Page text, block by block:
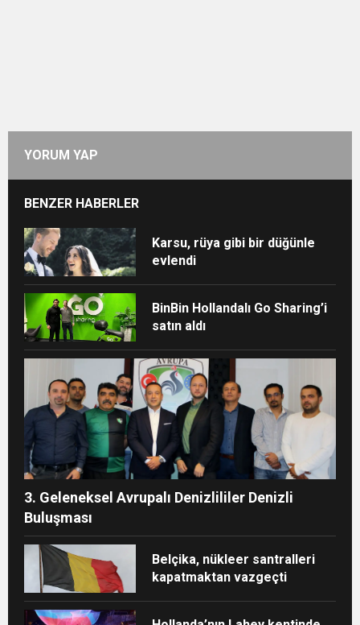
YORUM YAP
BENZER HABERLER
Karsu, rüya gibi bir düğünle
evlendi
BinBin Hollandalı Go Sharing’i
satın aldı
3. Geleneksel Avrupalı Denizlililer Denizli
Buluşması
Belçika, nükleer santralleri
kapatmaktan vazgeçti